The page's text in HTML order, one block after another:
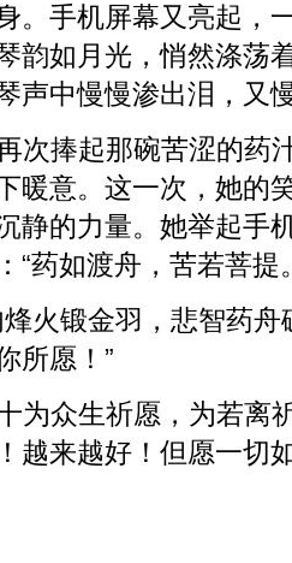
。手机屏幕又亮起，
韵如月光，悄然涤荡
声中慢慢渗出泪，又
次捧起那碗苦涩的药
暖意。这一次，她的
静的力量。她举起手
“药如渡舟，苦若菩提
火锻金羽，悲智药舟
所愿！”
为众生祈愿，为若离
越来越好！但愿一切